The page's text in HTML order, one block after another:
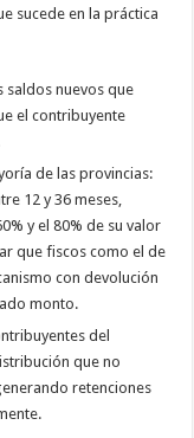
sucede en la práctica
saldos nuevos que
el contribuyente
de las provincias:
12 y 36 meses,
y el 80% de su valor
que fiscos como el de
con devolución
monto.
del
que no
retenciones